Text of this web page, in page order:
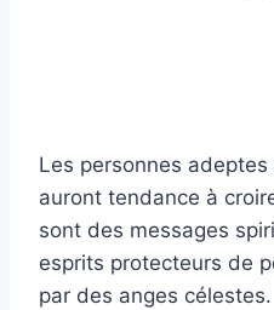
Les personnes
auront tendance à
sont des messages
esprits protecteurs de
par des anges célestes.